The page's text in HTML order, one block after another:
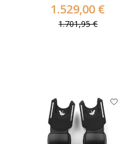
1.529,00 €
1.701,95 €